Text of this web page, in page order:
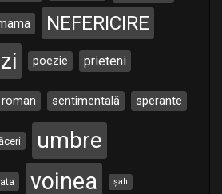
NEFERICIRE
poezie prieteni
roman sentimentală sperante
umbre
voinea șah